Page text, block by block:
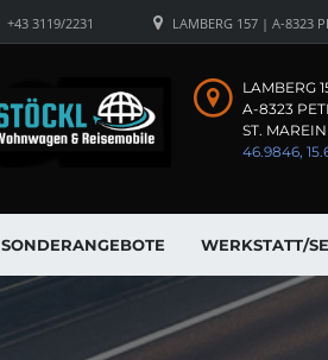
LAMBERG 157 | A-8323
+43 3119/2231
LAMBERG
A-8323
ST.
46.9846,
SONDERANGEBOTE WERKSTATT/